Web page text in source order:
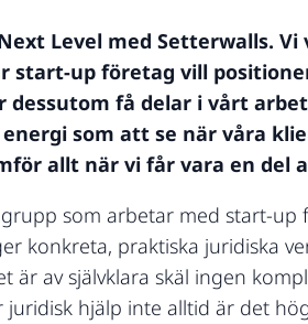
Level med Setterwalls.
start-up företag vill
dessutom få delar i vårt
som att se när våra
allt när vi får vara en del
som arbetar med start-up
konkreta, praktiska juridiska
är av självklara skäl ingen
juridisk hjälp inte alltid är det